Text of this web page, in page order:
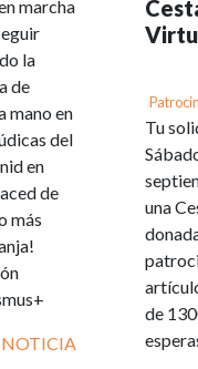
marcha
la
de
mano en
del
en
de
más
NOTICIA
Tu
una
de